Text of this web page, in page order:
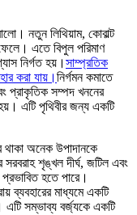
নতুন লিথিয়াম, কোবাল্ট
এতে বিপুল পরিমাণ
নির্গত হয়। সাম্প্রতিক
করা যায়। নির্গমন কমাতে
প্রাকৃতিক সম্পদ খননের
এটি পৃথিবীর জন্য একটি
অনেক উপাদানকে
শৃঙ্খল দীর্ঘ, জটিল এবং
হতে পারে।
ব্যবহারের মাধ্যমে একটি
সম্ভাব্য বর্জ্যকে একটি